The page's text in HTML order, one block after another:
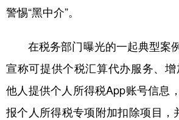
警惕“黑中介”。
在税务部门曝光的一起典型案例
宣称可提供个税汇算代办服务、
他人提供个人所得税App账号信息
报个人所得税专项附加扣除项目，